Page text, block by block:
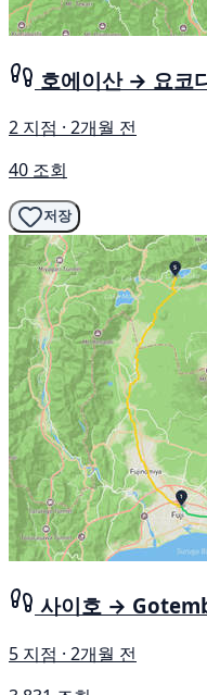
호에이산 → 요코
2 지점 · 2개월 전
40 조회
저장
사이호 →
5 지점 · 2개월 전